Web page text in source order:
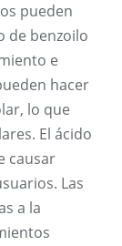
pueden
de benzoilo
e
hacer
lo que
El ácido
causar
Las
a la